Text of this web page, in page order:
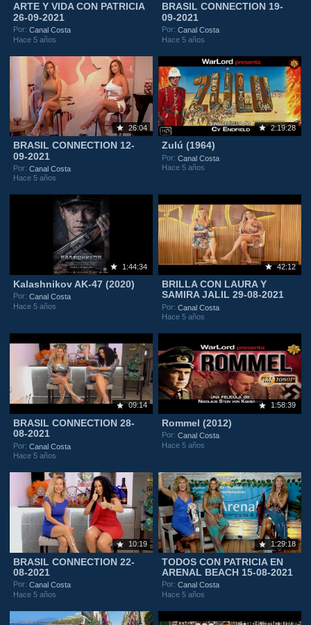
ARTE Y VIDA CON PATRICIA
26-09-2021
Por:Canal Costa
Hace 5 años
BRASIL CONNECTION 19-
09-2021
Por:Canal Costa
Hace 5 años
26:04
BRASIL CONNECTION 12-
09-2021
Por:Canal Costa
Hace 5 años
2:19:28
Zulú (1964)
Por:Canal Costa
Hace 5 años
1:44:34
Kalashnikov AK-47 (2020)
Por:Canal Costa
Hace 5 años
42:12
BRILLA CON LAURA Y
SAMIRA JALIL 29-08-2021
Por:Canal Costa
Hace 5 años
09:14
BRASIL CONNECTION 28-
08-2021
Por:Canal Costa
Hace 5 años
1:58:39
Rommel (2012)
Por:Canal Costa
Hace 5 años
10:19
BRASIL CONNECTION 22-
08-2021
Por:Canal Costa
Hace 5 años
1:29:18
TODOS CON PATRICIA EN
ARENAL BEACH 15-08-2021
Por:Canal Costa
Hace 5 años